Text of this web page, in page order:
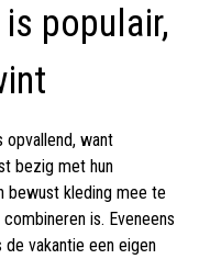
populair,
opvallend, want
bezig met hun
bewust kleding mee te
is. Eveneens
vakantie een eigen